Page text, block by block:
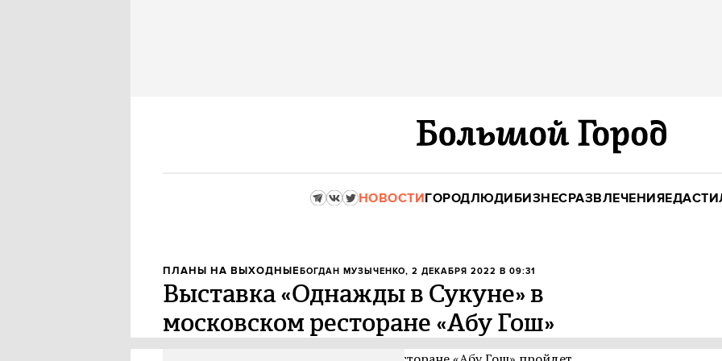
НОВОСТИГОРОДЛЮДИБИЗНЕСРАЗВЛЕЧЕНИЯЕДА
ПЛАНЫ НА ВЫХОДНЫЕБОГДАН МУЗЫЧЕНКО, 2 ДЕКАБРЯ 2022 В 09:31
Выставка «Однажды в Сукуне» в
московском ресторане «Абу Гош»